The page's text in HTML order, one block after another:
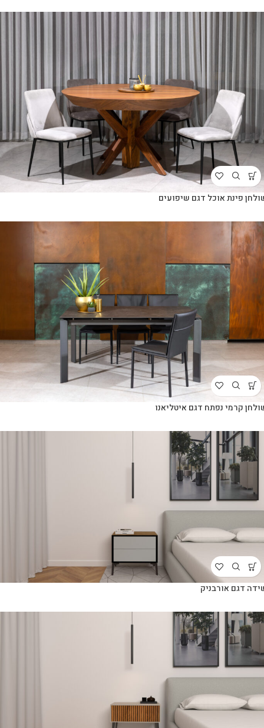
פינת אוכל דגם שיפועים
קרמי נפתח דגם איטליאנו
דגם אורבניק